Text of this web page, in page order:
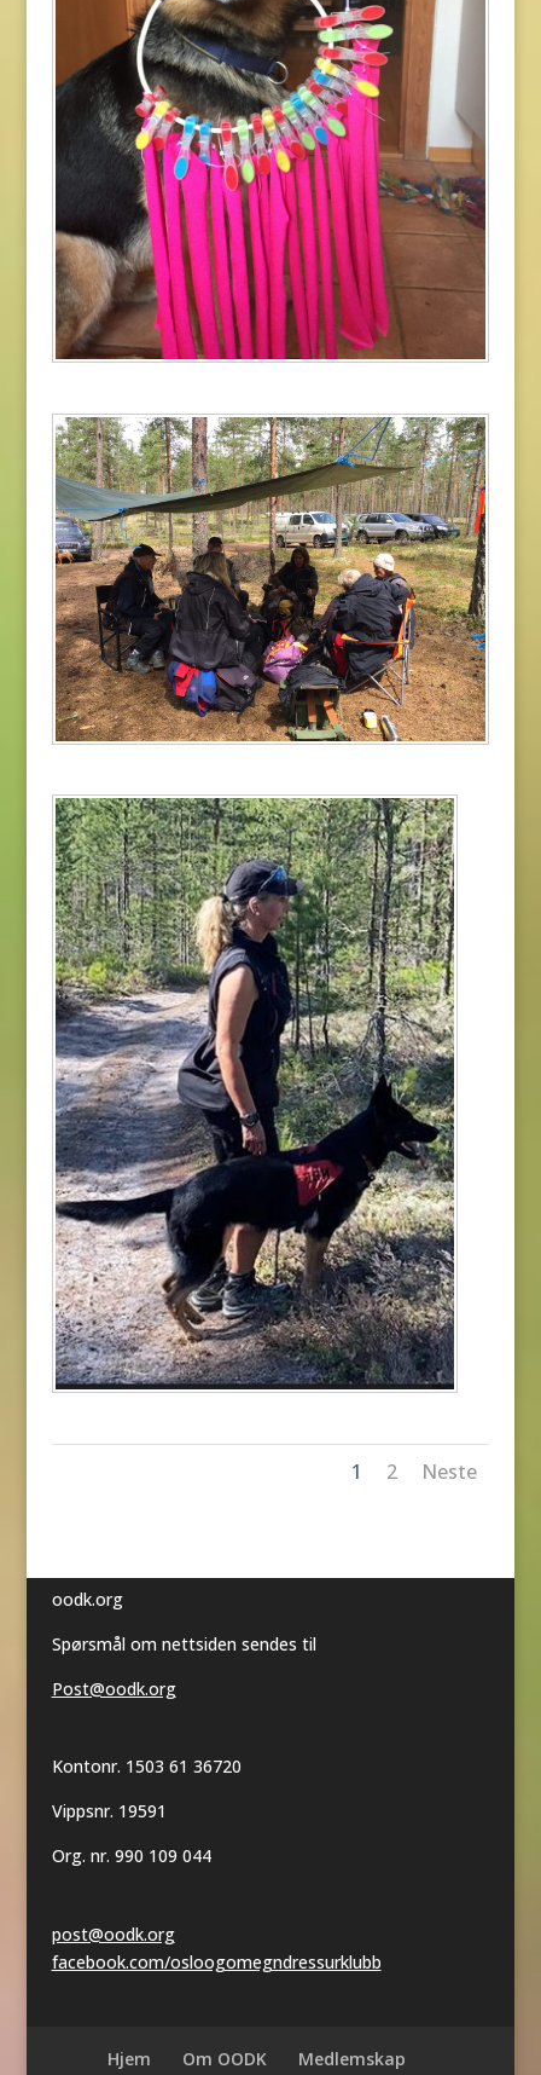
1 2 Neste
oodk.org
Spørsmål om nettsiden sendes til
Post@oodk.org
Kontonr. 1503 61 36720
Vippsnr. 19591
Org. nr. 990 109 044
post@oodk.org
facebook.com/osloogomegndressurklubb
Hjem Om OODK
Medlemskap